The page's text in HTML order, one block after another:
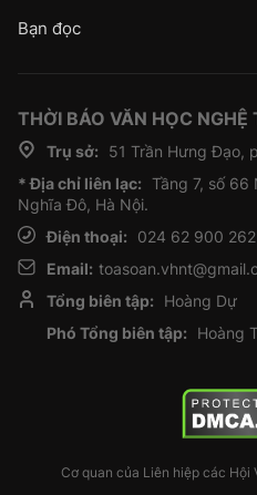
Bạn đọc
THỜI BÁO VĂN HỌC NGHỆ
Trụ sở:
51 Trần Hưng Đạo,
* Địa chỉ liên lạc: Tầng 7, số 66
Nghĩa Đô, Hà Nội.
Điện thoại:
024 62 900
Email:
Tổng biên tập:
Hoàng Dự
Phó Tổng biên tập:
Hoàng
Cơ quan của Liên hiệp các Hội